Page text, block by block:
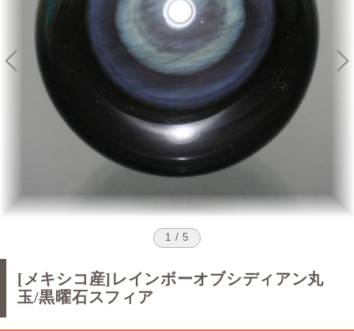
1 / 5
[メキシコ産]レインボーオブシディアン丸
玉/黒曜石スフィア